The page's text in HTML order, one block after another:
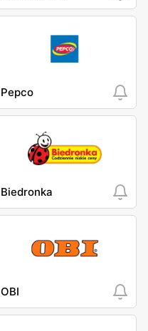
Pepco
Biedronka
OBI